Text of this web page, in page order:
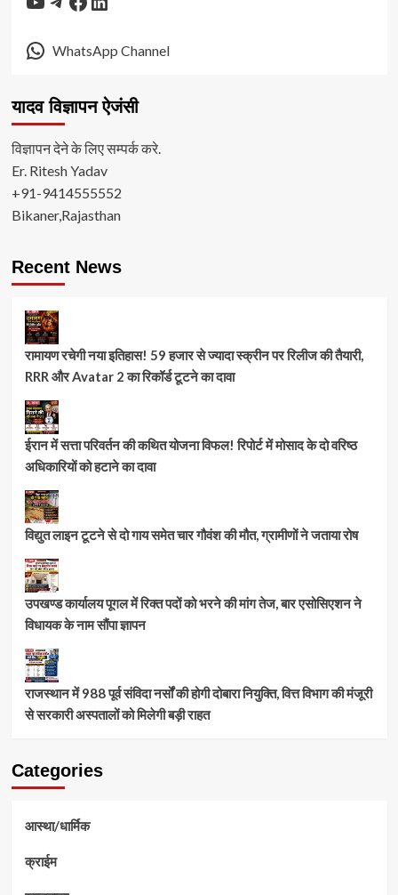
WhatsApp Channel
यादव विज्ञापन ऐजंसी
विज्ञापन देने के लिए सम्पर्क करे.
Er. Ritesh Yadav
+91-9414555552
Bikaner,Rajasthan
Recent News
रामायण रचेगी नया इतिहास! 59 हजार से ज्यादा स्क्रीन पर रिलीज की तैयारी,
RRR और Avatar 2 का रिकॉर्ड टूटने का दावा
ईरान में सत्ता परिवर्तन की कथित योजना विफल! रिपोर्ट में मोसाद के दो वरिष्ठ
अधिकारियों को हटाने का दावा
विद्युत लाइन टूटने से दो गाय समेत चार गौवंश की मौत, ग्रामीणों ने जताया रोष
उपखण्ड कार्यालय पूगल में रिक्त पदों को भरने की मांग तेज, बार एसोसिएशन ने
विधायक के नाम सौंपा ज्ञापन
राजस्थान में 988 पूर्व संविदा नर्सों की होगी दोबारा नियुक्ति, वित्त विभाग की मंजूरी
से सरकारी अस्पतालों को मिलेगी बड़ी राहत
Categories
आस्था/धार्मिक
क्राईम